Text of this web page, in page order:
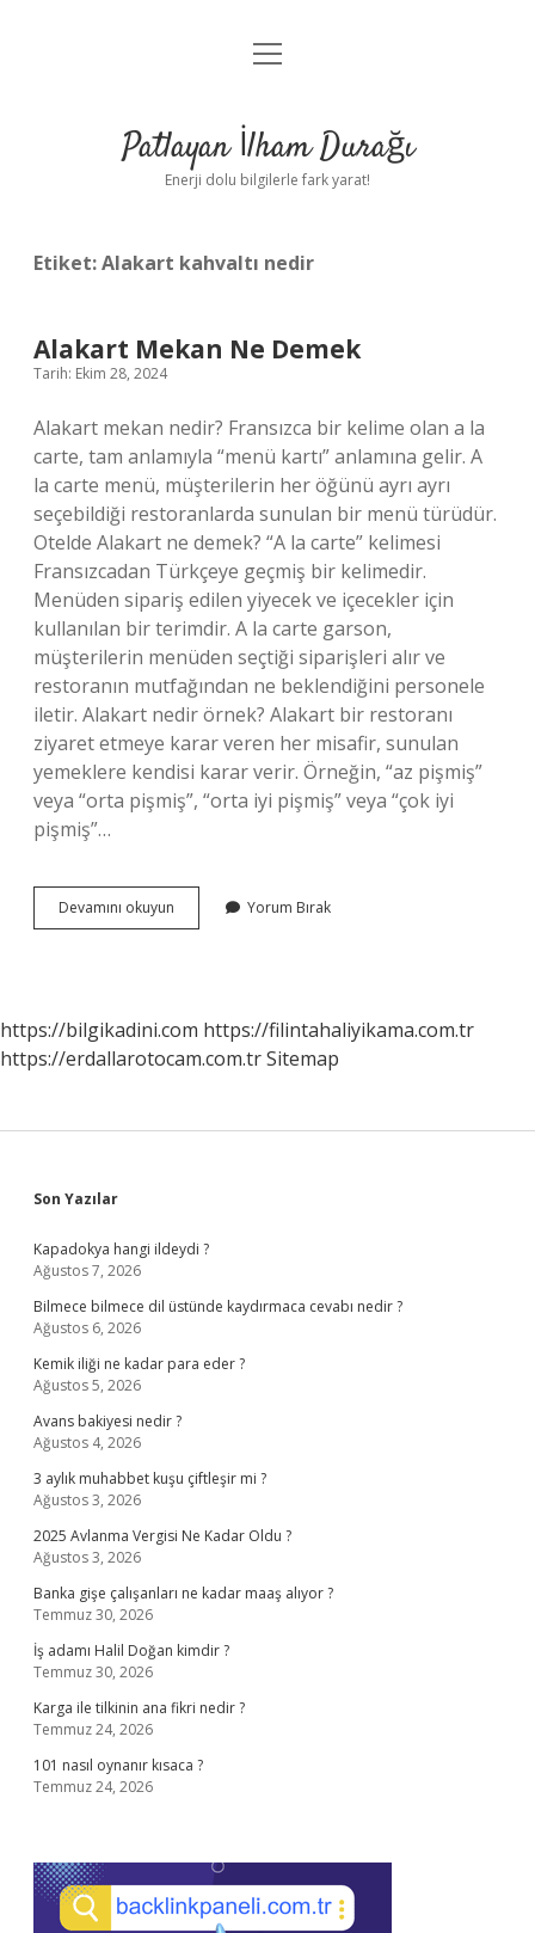
Anasayfa
Yasal Uyarı
menüyü
Patlayan İlham Durağı
Enerji dolu bilgilerle fark yarat!
Etiket:Alakart kahvaltı nedir
Alakart Mekan Ne Demek
Tarih: Ekim 28, 2024
Alakart mekan nedir? Fransızca bir kelime olan a la
carte, tam anlamıyla “menü kartı” anlamına gelir. A
la carte menü, müşterilerin her öğünü ayrı ayrı
seçebildiği restoranlarda sunulan bir menü türüdür.
Otelde Alakart ne demek? “A la carte” kelimesi
Fransızcadan Türkçeye geçmiş bir kelimedir.
Menüden sipariş edilen yiyecek ve içecekler için
kullanılan bir terimdir. A la carte garson,
müşterilerin menüden seçtiği siparişleri alır ve
restoranın mutfağından ne beklendiğini personele
iletir. Alakart nedir örnek? Alakart bir restoranı
ziyaret etmeye karar veren her misafir, sunulan
yemeklere kendisi karar verir. Örneğin, “az pişmiş”
veya “orta pişmiş”, “orta iyi pişmiş” veya “çok iyi
pişmiş”…
Devamını okuyun
Mekan
Yorum Bırak
https://bilgikadini.com https://filintahaliyikama.com.tr
https://erdallarotocam.com.trSitemap
Sidebar
Son Yazılar
Kapadokya hangi ildeydi ?
Ağustos 7, 2026
Bilmece bilmece dil üstünde kaydırmaca cevabı nedir ?
Ağustos 6, 2026
Kemik iliği ne kadar para eder ?
Ağustos 5, 2026
Avans bakiyesi nedir ?
Ağustos 4, 2026
3 aylık muhabbet kuşu çiftleşir mi ?
Ağustos 3, 2026
2025 Avlanma Vergisi Ne Kadar Oldu ?
Ağustos 3, 2026
Banka gişe çalışanları ne kadar maaş alıyor ?
Temmuz 30, 2026
İş adamı Halil Doğan kimdir ?
Temmuz 30, 2026
Karga ile tilkinin ana fikri nedir ?
Temmuz 24, 2026
101 nasıl oynanır kısaca ?
Temmuz 24, 2026